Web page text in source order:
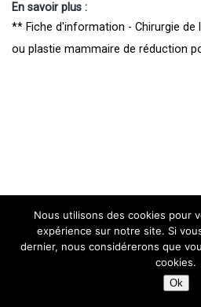
En savoir plus :
** Fiche d'information - Chirurgie de
ou plastie mammaire de réduction
Nous utilisons des cookies pour
expérience sur notre site. Si
dernier, nous considérerons que
cookies.
Ok